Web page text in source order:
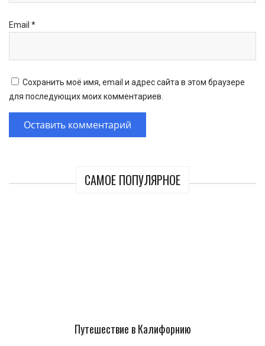
САМОЕ ПОПУЛЯРНОЕ
Путешествие в Калифорнию
Email *
Сохранить моё имя, email и адрес сайта в этом браузере
для последующих моих комментариев.